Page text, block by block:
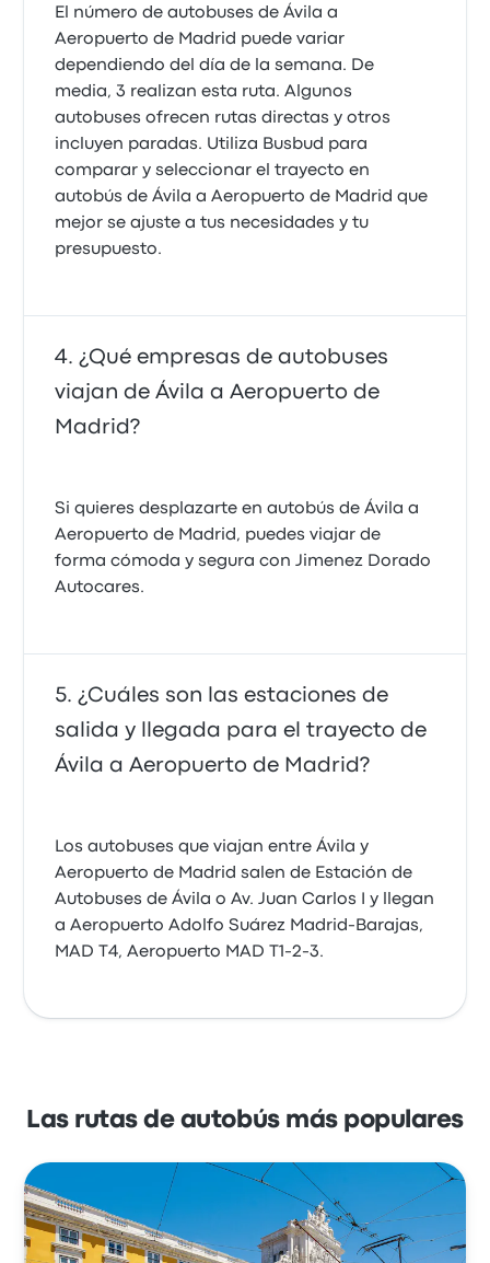
El número de autobuses de Ávila a
Aeropuerto de Madrid puede variar
dependiendo del día de la semana. De
media, 3 realizan esta ruta. Algunos
autobuses ofrecen rutas directas y otros
incluyen paradas. Utiliza Busbud para
comparar y seleccionar el trayecto en
autobús de Ávila a Aeropuerto de Madrid que
mejor se ajuste a tus necesidades y tu
presupuesto.
¿Qué empresas de autobuses
viajan de Ávila a Aeropuerto de
Madrid?
Si quieres desplazarte en autobús de Ávila a
Aeropuerto de Madrid, puedes viajar de
forma cómoda y segura con Jimenez Dorado
Autocares.
¿Cuáles son las estaciones de
salida y llegada para el trayecto de
Ávila a Aeropuerto de Madrid?
Los autobuses que viajan entre Ávila y
Aeropuerto de Madrid salen de Estación de
Autobuses de Ávila o Av. Juan Carlos I y llegan
a Aeropuerto Adolfo Suárez Madrid-Barajas,
MAD T4, Aeropuerto MAD T1-2-3.
Las rutas de autobús más populares